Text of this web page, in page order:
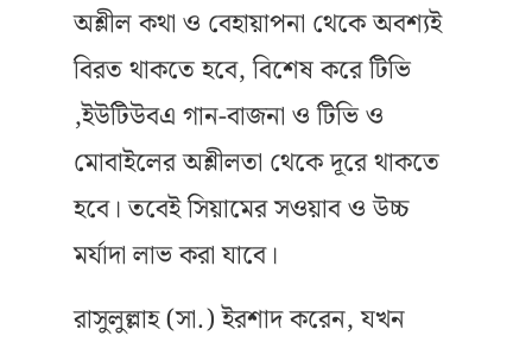
অশ্লীল কথা ও বেহায়াপনা থেকে অবশ্যই
বিরত থাকতে হবে, বিশেষ করে টিভি
,ইউটিউবএ গান-বাজনা ও টিভি ও
মোবাইলের অশ্লীলতা থেকে দূরে থাকতে
হবে। তবেই সিয়ামের সওয়াব ও উচ্চ
মর্যাদা লাভ করা যাবে।
রাসুলুল্লাহ (সা.) ইরশাদ করেন, যখন